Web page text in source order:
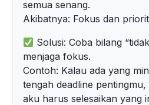
semua senang.
Akibatnya: Fokus dan
Solusi: Coba bilang
menjaga fokus.
Contoh: Kalau ada yang
tengah deadline
aku harus selesaikan yang